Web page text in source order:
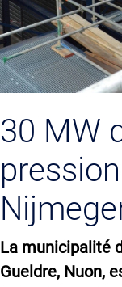
30 MW
La municipalité
Gueldre, Nuon,